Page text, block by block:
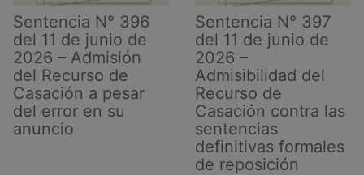
Sentencia N° 396
del 11 de junio de
2026 – Admisión
del Recurso de
Casación a pesar
del error en su
anuncio
Sentencia N° 397
del 11 de junio de
2026 –
Admisibilidad del
Recurso de
Casación contra las
sentencias
definitivas formales
de reposición